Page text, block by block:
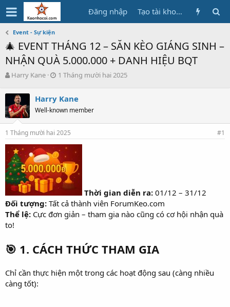
Đăng nhập Tạo tài khoản
Event - Sự kiện
🎄 EVENT THÁNG 12 – SĂN KÈO GIÁNG SINH –
NHẬN QUÀ 5.000.000 + DANH HIỆU BQT
B
t
đ
ầ
u
Harry Kane
N
y
b
t
ầ
u
1 Tháng mười hai 2025
Harry Kane
Well-known member
1 Tháng mười hai 2025 #1
Thời gian diễn ra: 01/12 – 31/12
Đối tượng: Tất cả thành viên ForumKeo.com
Thể lệ: Cực đơn giản – tham gia nào cũng có cơ hội nhận quà
to!
🎯 1. CÁCH THỨC THAM GIA
Chỉ cần thực hiện một trong các hoạt động sau (càng nhiều
càng tốt):